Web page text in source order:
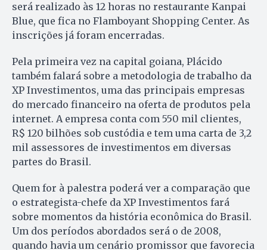
será realizado às 12 horas no restaurante Kanpai
Blue, que fica no Flamboyant Shopping Center. As
inscrições já foram encerradas.
Pela primeira vez na capital goiana, Plácido
também falará sobre a metodologia de trabalho da
XP Investimentos, uma das principais empresas
do mercado financeiro na oferta de produtos pela
internet. A empresa conta com 550 mil clientes,
R$ 120 bilhões sob custódia e tem uma carta de 3,2
mil assessores de investimentos em diversas
partes do Brasil.
Quem for à palestra poderá ver a comparação que
o estrategista-chefe da XP Investimentos fará
sobre momentos da história econômica do Brasil.
Um dos períodos abordados será o de 2008,
quando havia um cenário promissor que favorecia